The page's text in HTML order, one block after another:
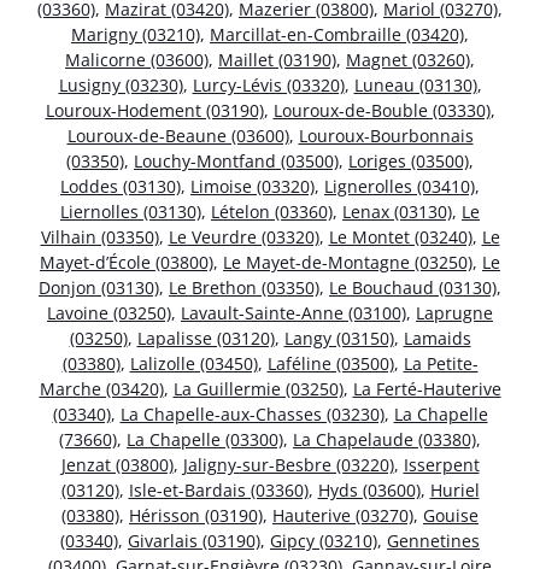
(03360), Mazirat (03420), Mazerier (03800), Mariol (03270),
Marigny (03210), Marcillat-en-Combraille (03420),
Malicorne (03600), Maillet (03190), Magnet (03260),
Lusigny (03230), Lurcy-Lévis (03320), Luneau (03130),
Louroux-Hodement (03190), Louroux-de-Bouble (03330),
Louroux-de-Beaune (03600), Louroux-Bourbonnais
(03350), Louchy-Montfand (03500), Loriges (03500),
Loddes (03130), Limoise (03320), Lignerolles (03410),
Liernolles (03130), Lételon (03360), Lenax (03130), Le
Vilhain (03350), Le Veurdre (03320), Le Montet (03240), Le
Mayet-d’École (03800), Le Mayet-de-Montagne (03250), Le
Donjon (03130), Le Brethon (03350), Le Bouchaud (03130),
Lavoine (03250), Lavault-Sainte-Anne (03100), Laprugne
(03250), Lapalisse (03120), Langy (03150), Lamaids
(03380), Lalizolle (03450), Laféline (03500), La Petite-
Marche (03420), La Guillermie (03250), La Ferté-Hauterive
(03340), La Chapelle-aux-Chasses (03230), La Chapelle
(73660), La Chapelle (03300), La Chapelaude (03380),
Jenzat (03800), Jaligny-sur-Besbre (03220), Isserpent
(03120), Isle-et-Bardais (03360), Hyds (03600), Huriel
(03380), Hérisson (03190), Hauterive (03270), Gouise
(03340), Givarlais (03190), Gipcy (03210), Gennetines